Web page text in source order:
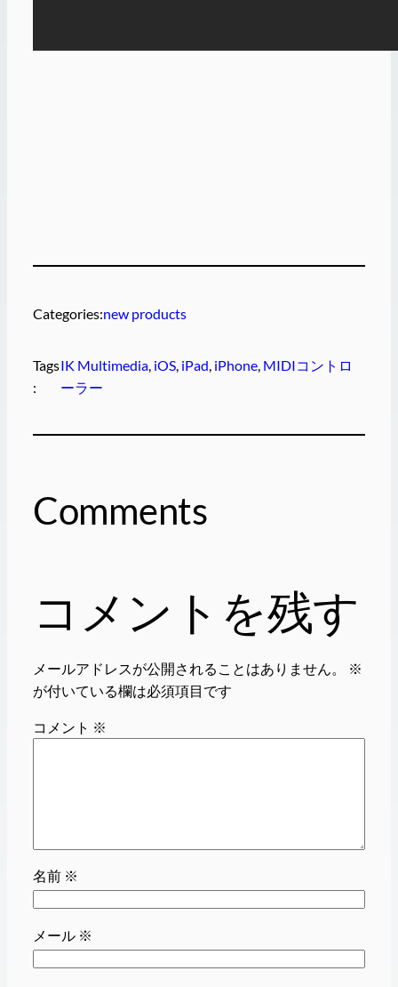
Categories:new products
Tags
:
IK Multimedia, iOS, iPad iPhone, MIDIコントロ
ーラー
Comments
コメントを残す
メールアドレスが公開されることはありません。
※
が付いている欄は必須項目です
コメント ※
名前 ※
メール ※